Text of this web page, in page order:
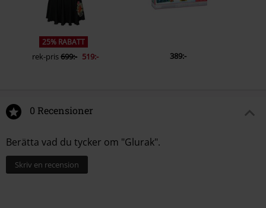
25% RABATT
rek-pris699:- 519:- 389:-
0 Recensioner
Berätta vad du tycker om "Glurak".
Skriv en recension